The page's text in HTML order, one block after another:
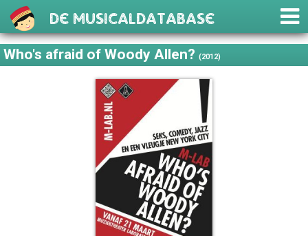
De Musicaldatabase
Who's afraid of Woody Allen?(2012)